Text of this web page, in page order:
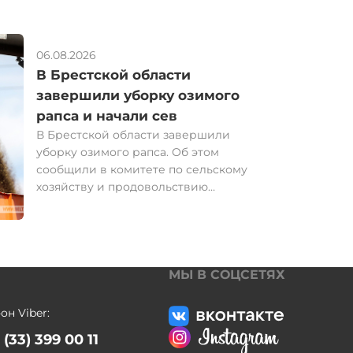
06.08.2026
В Брестской области
завершили уборку озимого
рапса и начали сев
В Брестской области завершили
уборку озимого рапса. Об этом
сообщили в комитете по сельскому
хозяйству и продовольствию
прошлого года сельхозпредприятия
6,5 ц/га. "Вспаханы под сев озимого
рапса 70% площадей, подготовлено к
севу 40%. Отдельные хозяйства области
Viber:
399 00 11
МЫ В СОЦСЕТЯХ